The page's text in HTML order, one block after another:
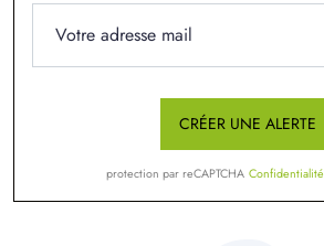
CRÉER UNE ALERTE
protection par reCAPTCHA Confidentialité